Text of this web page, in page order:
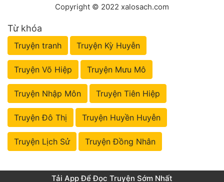
Copyright © 2022 xalosach.com
Từ khóa
Truyện tranh Truyện Kỳ Huyễn
Truyện Võ Hiệp Truyện Mưu Mô
Truyện Nhập Môn Truyện Tiên Hiệp
Truyện Đô Thị Truyện Huyền Huyễn
Truyện Lịch Sử Truyện Đồng Nhân
Tải App Để Đọc Truyện Sớm Nhất